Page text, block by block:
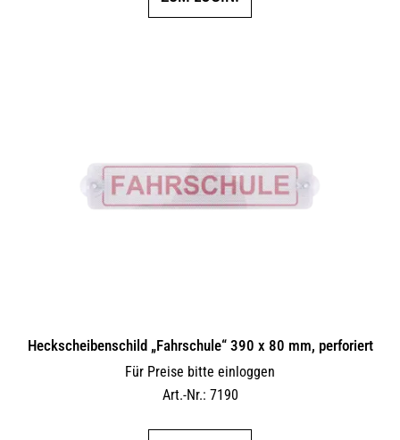
Heckscheibenschild „Fahrschule“ 390 x 80 mm, perforiert
Für Preise bitte einloggen
Art.-Nr.: 7190